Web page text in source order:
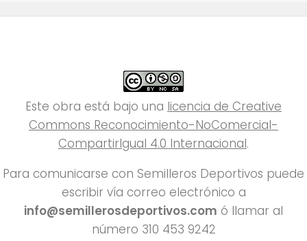
Este obra está bajo una licencia de Creative
Commons Reconocimiento-NoComercial-
CompartirIgual 4.0 Internacional.
Para comunicarse con Semilleros Deportivos puede
escribir vía correo electrónico a
info@semillerosdeportivos.com ó llamar al
número 310 453 9242